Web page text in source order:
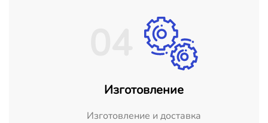
Изготовление
Изготовление и доставка